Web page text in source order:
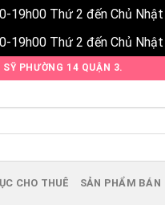
Thứ 2 đến Chủ
Thứ 2 đến Chủ
PHƯỜNG 14 QUẬN 3.
CHO THUÊ SẢN PHẨM BÁN